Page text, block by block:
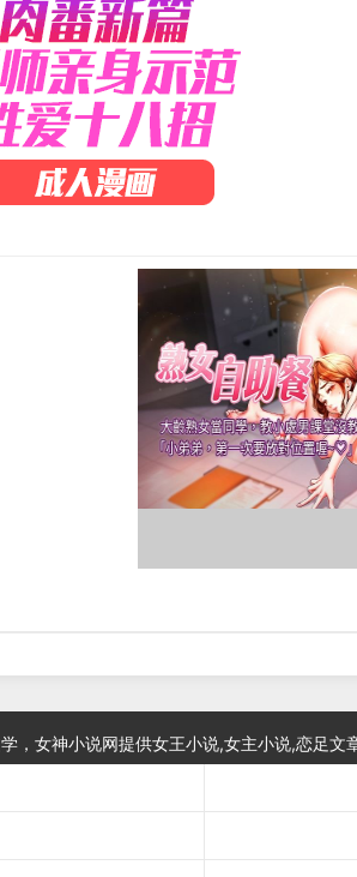
，女神小说网提供女王小说,女主小说,恋足文